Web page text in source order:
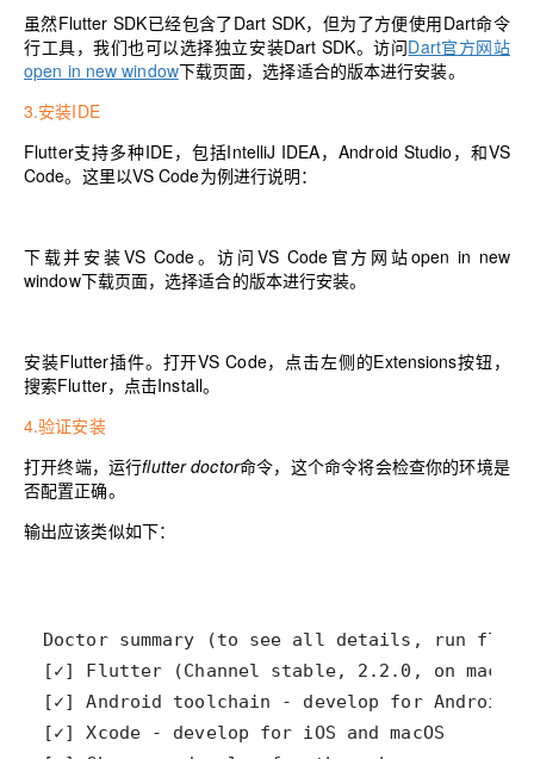
虽然Flutter SDK已经包含了Dart SDK，但为了方便使用Dart命令
行工具，我们也可以选择独立安装Dart SDK。访问Dart官方网站
open in new window下载页面，选择适合的版本进行安装。
3.安装IDE
Flutter支持多种IDE，包括IntelliJ IDEA，Android Studio，和VS
Code。这里以VS Code为例进行说明：
下载并安装VS Code。访问 VS Code官方网站open in new
window下载页面，选择适合的版本进行安装。
安装Flutter插件。打开VS Code，点击左侧的Extensions按钮，
搜索Flutter，点击Install。
4.验证安装
打开终端，运行flutter doctor命令，这个命令将会检查你的环境是
否配置正确。
输出应该类似如下：